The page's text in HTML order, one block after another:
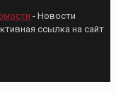
- Новости
ссылка на сайт